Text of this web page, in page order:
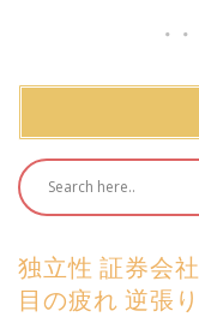
独立性 証券会社
目の疲れ 逆張り